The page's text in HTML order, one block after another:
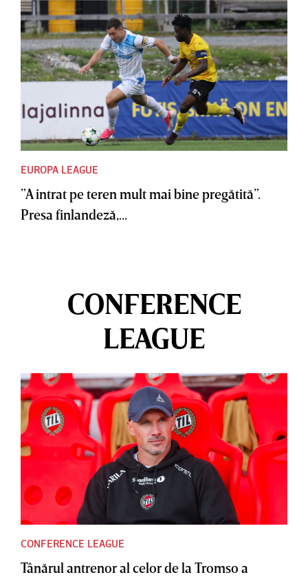
EUROPA LEAGUE
”A intrat pe teren mult mai bine pregătită”.
Presa finlandeză,...
CONFERENCE
LEAGUE
CONFERENCE LEAGUE
Tânărul antrenor al celor de la Tromso a